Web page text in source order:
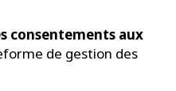
consentements aux
de gestion des